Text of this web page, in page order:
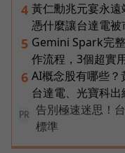
4 黃仁勳兆元宴永遠
憑什麼讓台達電被
5 Gemini Spark完
作流程，3個超實
6 AI概念股有哪些？
台達電、光寶科出
PR
告別極速迷思！
標準